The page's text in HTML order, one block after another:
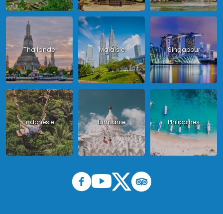
Thailande Malaisie Singapour
Indonésie Birmanie Philippines